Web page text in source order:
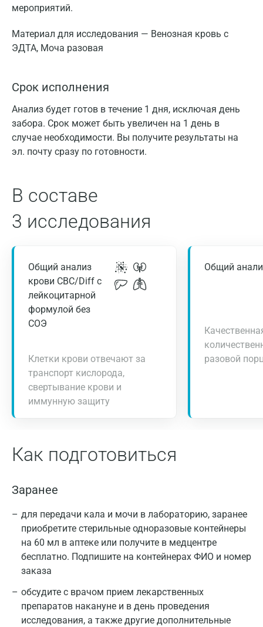
мероприятий.
Материал для исследования — Венозная кровь с
ЭДТА, Моча разовая
Срок исполнения
Анализ будет готов в течение 1 дня, исключая день
забора. Срок может быть увеличен на 1 день в
случае необходимости. Вы получите результаты на
эл. почту сразу по готовности.
В составе
3 исследования
Общий анализ
крови CBC/Diff с
лейкоцитарной
формулой без
СОЭ
Клетки крови отвечают за
транспорт кислорода,
свертывание крови и
иммунную защиту
Общий
разовой
Как подготовиться
Заранее
для передачи кала и мочи в лабораторию, заранее
приобретите стерильные одноразовые контейнеры
на 60 мл в аптеке или получите в медцентре
бесплатно. Подпишите на контейнерах ФИО и номер
заказа
обсудите с врачом прием лекарственных
препаратов накануне и в день проведения
исследования, а также другие дополнительные